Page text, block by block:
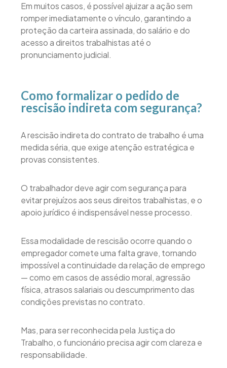
Em muitos casos, é possível ajuizar a ação sem
romper imediatamente o vínculo, garantindo a
proteção da carteira assinada, do salário e do
acesso a direitos trabalhistas até o
pronunciamento judicial.
Como formalizar o pedido de
rescisão indireta com segurança?
A rescisão indireta do contrato de trabalho é uma
medida séria, que exige atenção estratégica e
provas consistentes.
O trabalhador deve agir com segurança para
evitar prejuízos aos seus direitos trabalhistas, e o
apoio jurídico é indispensável nesse processo.
Essa modalidade de rescisão ocorre quando o
empregador comete uma falta grave, tornando
impossível a continuidade da relação de emprego
— como em casos de assédio moral, agressão
física, atrasos salariais ou descumprimento das
condições previstas no contrato.
Mas, para ser reconhecida pela Justiça do
Trabalho, o funcionário precisa agir com clareza e
responsabilidade.